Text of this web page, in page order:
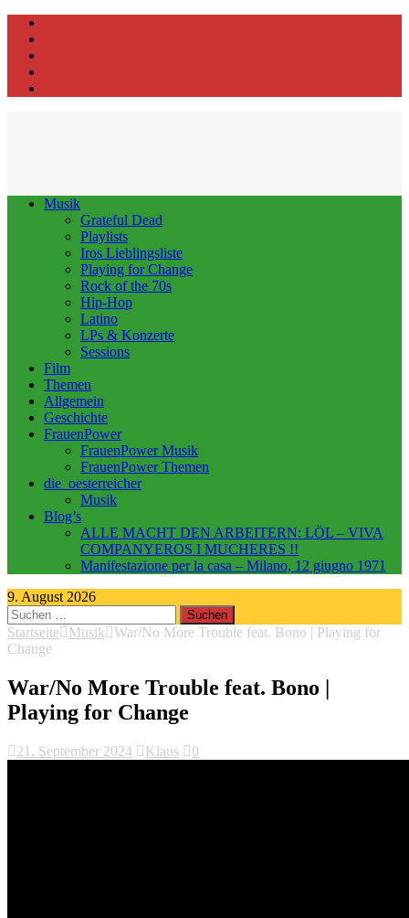
Musik
Grateful Dead
Playlists
Iros Lieblingsliste
Playing for Change
Rock of the 70s
Hip-Hop
Latino
LPs & Konzerte
Sessions
Film
Themen
Allgemein
Geschichte
FrauenPower
FrauenPower Musik
FrauenPower Themen
die_oesterreicher
Musik
Blog’s
ALLE MACHT DEN ARBEITERN: LÖL – VIVA
COMPANYEROS I MUCHERES !!
Manifestazione per la casa – Milano, 12 giugno 1971
9. August 2026
Suchen
nach:
Startseite Musik
War/No More Trouble feat. Bono | Playing for
Change
War/No More Trouble feat. Bono |
Playing for Change
21. September 2024 Klaus 0